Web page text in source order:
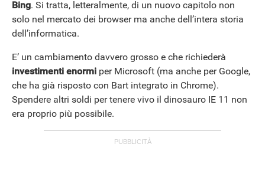
Bing. Si tratta, letteralmente, di un nuovo capitolo non
solo nel mercato dei browser ma anche dell’intera storia
dell’informatica.
E’ un cambiamento davvero grosso e che richiederà
investimenti enormi per Microsoft (ma anche per Google,
che ha già risposto con Bart integrato in Chrome).
Spendere altri soldi per tenere vivo il dinosauro IE 11 non
era proprio più possibile.